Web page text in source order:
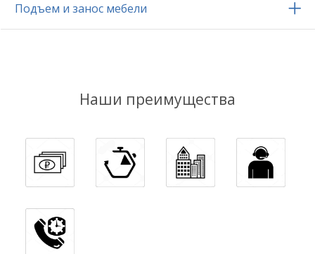
Подъем и занос мебели
Наши преимущества